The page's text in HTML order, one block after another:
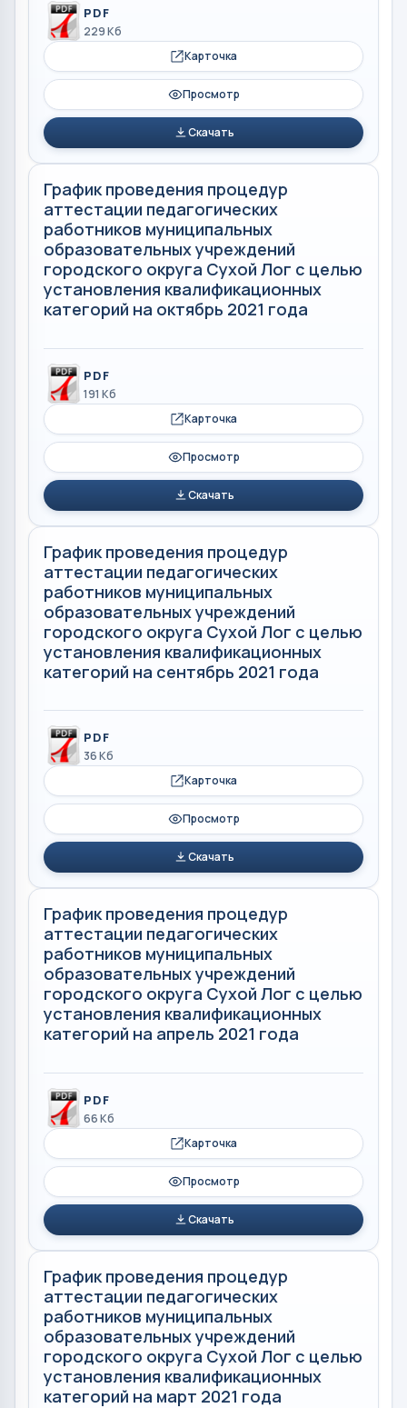
PDF
229 Кб
Карточка
Просмотр
Скачать
График проведения процедур
аттестации педагогических
работников муниципальных
образовательных учреждений
городского округа Сухой Лог с целью
установления квалификационных
категорий на октябрь 2021 года
PDF
191 Кб
Карточка
Просмотр
Скачать
График проведения процедур
аттестации педагогических
работников муниципальных
образовательных учреждений
городского округа Сухой Лог с целью
установления квалификационных
категорий на сентябрь 2021 года
PDF
36 Кб
Карточка
Просмотр
Скачать
График проведения процедур
аттестации педагогических
работников муниципальных
образовательных учреждений
городского округа Сухой Лог с целью
установления квалификационных
категорий на апрель 2021 года
PDF
66 Кб
Карточка
Просмотр
Скачать
График проведения процедур
аттестации педагогических
работников муниципальных
образовательных учреждений
городского округа Сухой Лог с целью
установления квалификационных
категорий на март 2021 года